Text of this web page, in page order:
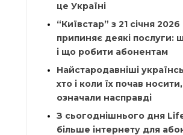
це Україні
“Київстар” з 21 січня
припиняє деякі послуги:
і що робити абонентам
Найстародавніші
хто і коли їх почав
означали насправді
З сьогоднішнього дня
більше інтернету для